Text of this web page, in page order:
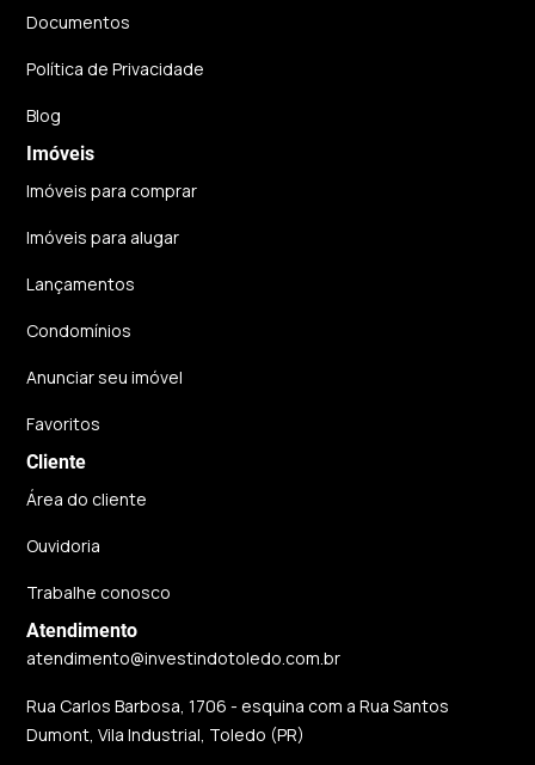
Documentos
Política de Privacidade
Blog
Imóveis
Imóveis para comprar
Imóveis para alugar
Lançamentos
Condomínios
Anunciar seu imóvel
Favoritos
Cliente
Área do cliente
Ouvidoria
Trabalhe conosco
Atendimento
atendimento@investindotoledo.com.br
Rua Carlos Barbosa, 1706 - esquina com a Rua Santos
Dumont, Vila Industrial, Toledo (PR)